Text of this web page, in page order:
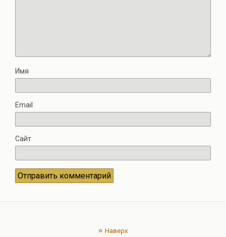
Имя
Email
Сайт
Наверх